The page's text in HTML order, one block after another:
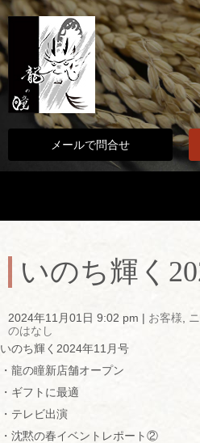
メールで問合せ
いのち輝く
2024年11月01日 9:02 pm お客様
のはなし
いのち輝く2024年11月号
・龍の瞳新店舗オープン
・ギフトに最適
・テレビ出演
・沈黙の春イベントレポート②